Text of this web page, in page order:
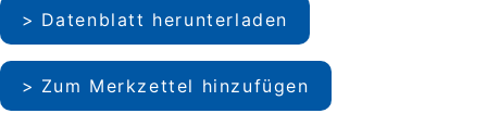
Datenblatt herunterladen
Zum Merkzettel hinzufügen